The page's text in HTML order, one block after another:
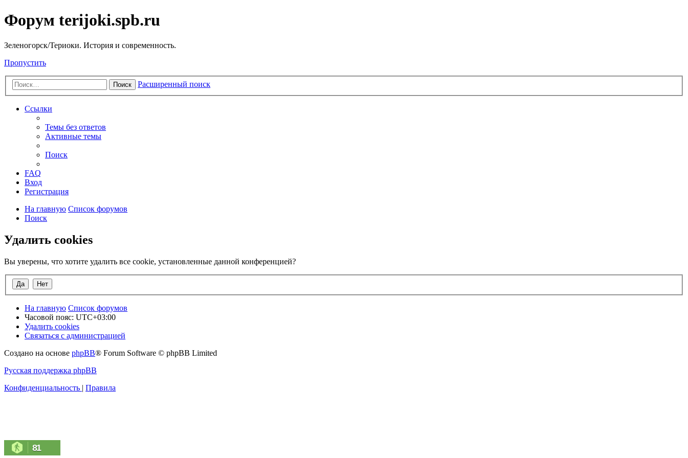
Форум terijoki.spb.ru
Зеленогорск/Териоки. История и современность.
Пропустить
Поиск Расширенный поиск
Ссылки
Темы без ответов
Активные темы
Поиск
FAQ
Вход
Регистрация
На главную Список форумов
Поиск
Удалить cookies
Вы уверены, что хотите удалить все cookie, установленные данной конференцией?
На главную Список форумов
Часовой пояс: UTC+03:00
Удалить cookies
Связаться с администрацией
Создано на основе phpBB® Forum Software © phpBB Limited
Русская поддержка phpBB
Конфиденциальность | Правила
81